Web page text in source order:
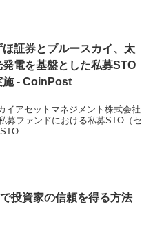
ほ証券とブルースカイ、太
発電を基盤とした私募STO
施 - CoinPost
イアセットマネジメント株式会社
募ファンドにおける私募STO（セ
で投資家の信頼を得る方法